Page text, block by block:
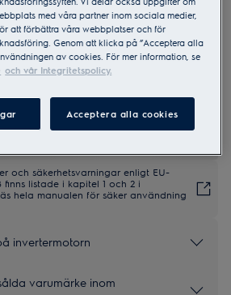
10.5 kg Tvättmaskin
Produktblad
och säkerhetsvarningar enligt EU-
finns listade i kapitel 1 och 2 i
hela manualen för säker användning
invertermotorn
varumärke inom
med våra partner inom sociala medier,
att förbättra våra webbplatser och för
Genom att klicka på ”Acceptera alla
av cookies. För mer information, se
och vår Integritetspolicy.
Acceptera alla cookies